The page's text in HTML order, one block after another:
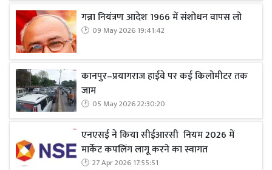
गन्ना नियंत्रण आदेश 1966 में संशोधन वापस लो
09 May 2026 19:41:42
कानपुर–प्रयागराज हाईवे पर कई किलोमीटर तक
जाम
05 May 2026 22:30:20
एनएसई ने किया सीईआरसी नियम 2026 में
मार्केट कपलिंग लागू करने का स्वागत
27 Apr 2026 17:55:51